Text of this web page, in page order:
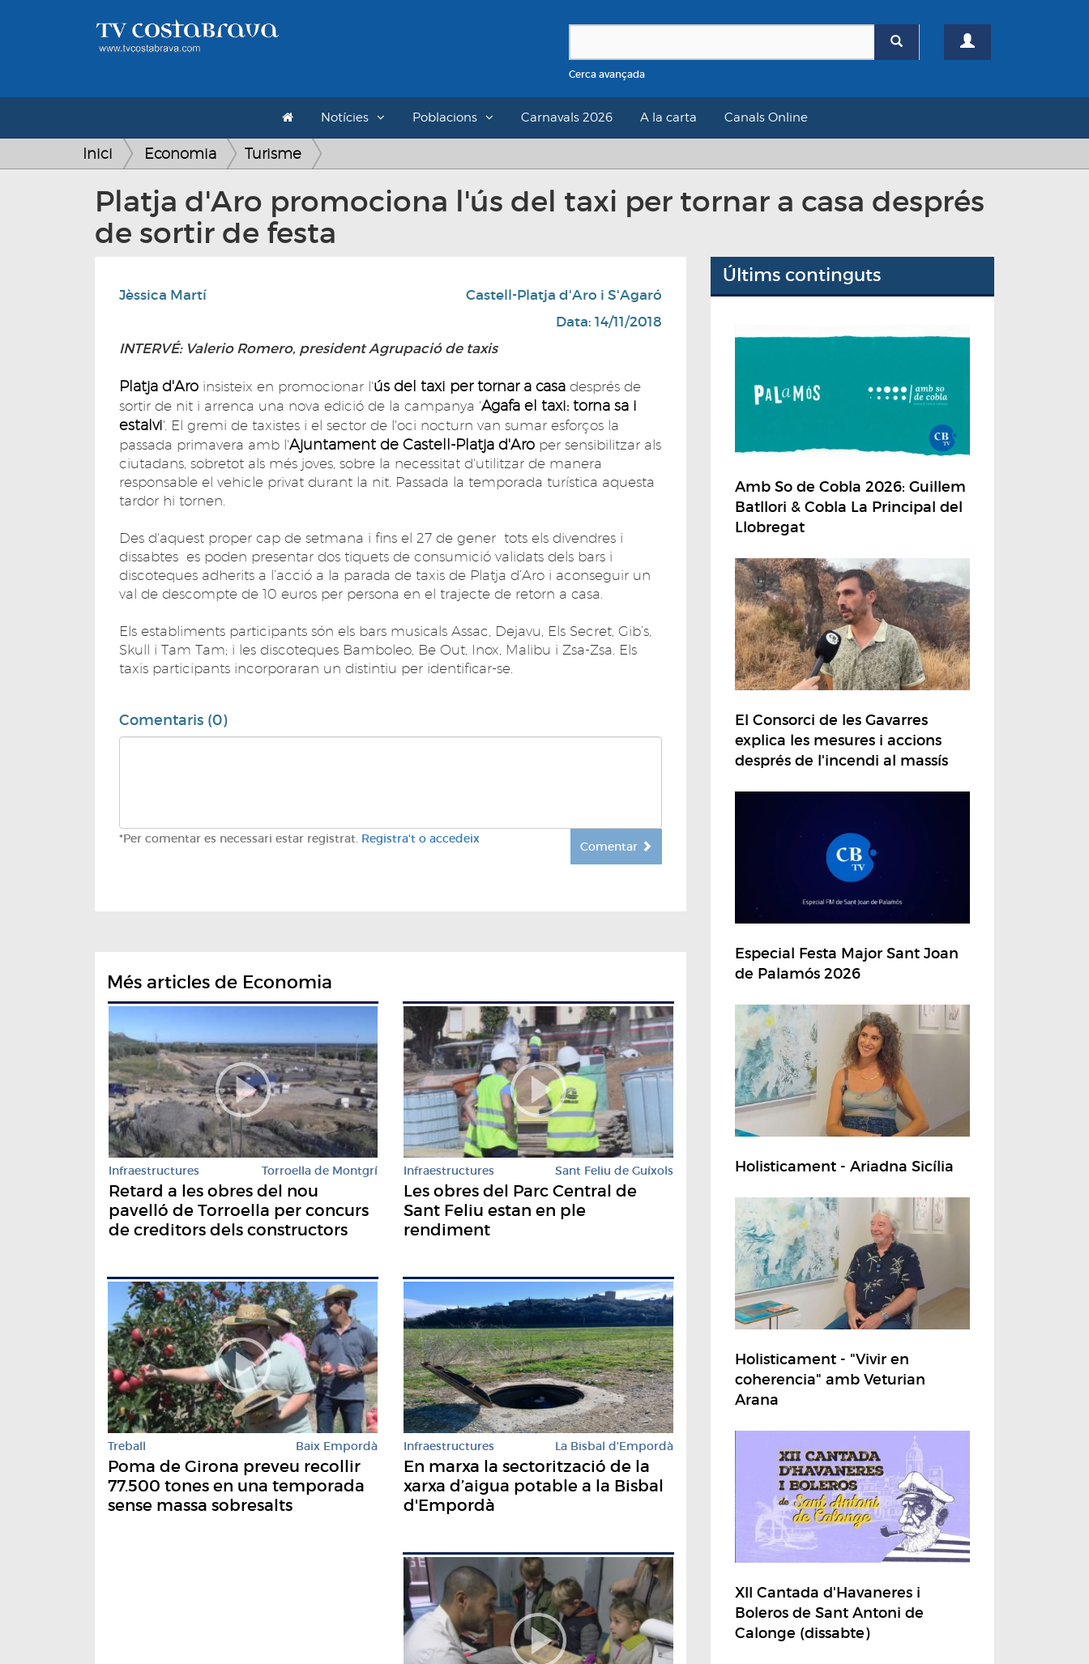
Cerca avançada
Notícies Poblacions Carnavals 2026 A la carta Canals Online
Inici Economia Turisme
Platja d'Aro promociona l'ús del taxi per tornar a casa després
de sortir de festa
Jèssica Martí
Castell-Platja d'Aro i S'Agaró
Data: 14/11/2018
INTERVÉ: Valerio Romero, president Agrupació de taxis
Platja d'Aro insisteix en promocionar l'ús del taxi per tornar a casa després de
sortir de nit i arrenca una nova edició de la campanya 'Agafa el taxi: torna sa i
estalvi'. El gremi de taxistes i el sector de l'oci nocturn van sumar esforços la
passada primavera amb l'Ajuntament de Castell-Platja d'Aro per sensibilitzar als
ciutadans, sobretot als més joves, sobre la necessitat d'utilitzar de manera
responsable el vehicle privat durant la nit. Passada la temporada turística aquesta
tardor hi tornen.
Des d'aquest proper cap de setmana i fins el 27 de gener tots els divendres i
dissabtes es poden presentar dos tiquets de consumició validats dels bars i
discoteques adherits a l’acció a la parada de taxis de Platja d’Aro i aconseguir un
val de descompte de 10 euros per persona en el trajecte de retorn a casa.
Els establiments participants són els bars musicals Assac, Dejavu, Els Secret, Gib’s,
Skull i Tam Tam; i les discoteques Bamboleo, Be Out, Inox, Malibu i Zsa-Zsa. Els
taxis participants incorporaran un distintiu per identificar-se.
Comentaris (0)
*Per comentar es necessari estar registrat. Registra't o accedeix
Comentar
Més articles de Economia
Infraestructures Torroella de Montgrí
Retard a les obres del nou
pavelló de Torroella per concurs
de creditors dels constructors
Infraestructures Sant Feliu de Guíxols
Les obres del Parc Central de
Sant Feliu estan en ple
rendiment
Treball Baix Empordà
Poma de Girona preveu recollir
77.500 tones en una temporada
sense massa sobresalts
Infraestructures La Bisbal d'Empordà
En marxa la sectorització de la
xarxa d’aigua potable a la Bisbal
d'Empordà
Últims continguts
Amb So de Cobla 2026: Guillem
Batllori & Cobla La Principal del
Llobregat
El Consorci de les Gavarres
explica les mesures i accions
després de l'incendi al massís
Especial Festa Major Sant Joan
de Palamós 2026
Holisticament - Ariadna Sicília
Holisticament - "Vivir en
coherencia" amb Veturian
Arana
XII Cantada d'Havaneres i
Boleros de Sant Antoni de
Calonge (dissabte)